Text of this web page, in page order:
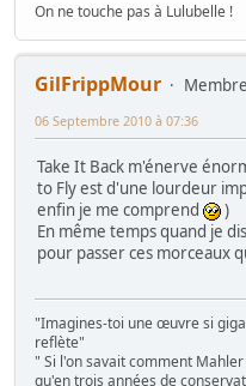
On ne touche pas à Lulubelle !
GilFrippMour
06 Septembre 2010 à 07:36
Take It Back m'énerve
to Fly est d'une lourdeur
enfin je me comprend
)
En même temps quand je
pour passer ces morceaux
"Imagines-toi une œuvre si
reflète"
" Si l'on savait comment
qu'en trois années de